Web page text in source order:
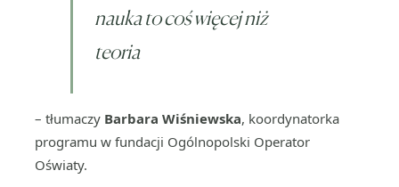
nauka to coś więcej niż
teoria
– tłumaczy Barbara Wiśniewska, koordynatorka
programu w fundacji Ogólnopolski Operator
Oświaty.